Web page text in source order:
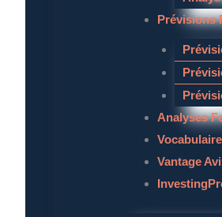
Prévisions
Analyses
Vantage